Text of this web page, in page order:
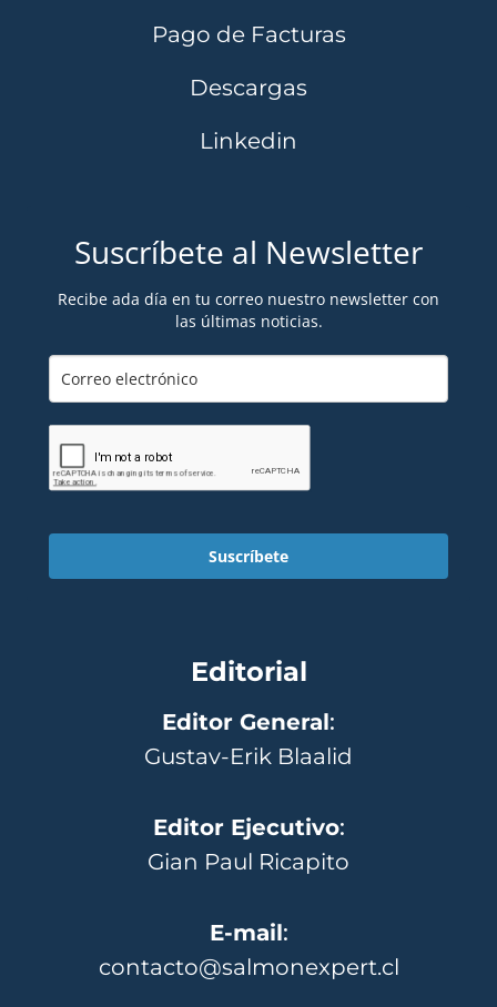
Pago de Facturas
Descargas
Linkedin
Suscríbete al Newsletter
Recibe ada día en tu correo nuestro newsletter con
las últimas noticias.
Suscríbete
Editorial
Editor General:
Gustav-Erik Blaalid
Editor Ejecutivo:
Gian Paul Ricapito
E-mail:
contacto@salmonexpert.cl